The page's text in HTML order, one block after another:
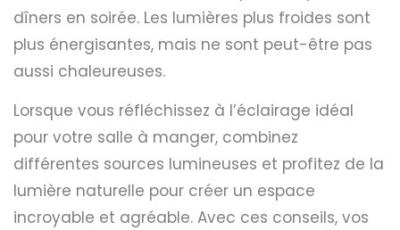
dîners en soirée. Les lumières plus froides sont
plus énergisantes, mais ne sont peut-être pas
aussi chaleureuses.
Lorsque vous réfléchissez à l’éclairage idéal
pour votre salle à manger, combinez
différentes sources lumineuses et profitez de la
lumière naturelle pour créer un espace
incroyable et agréable. Avec ces conseils, vos